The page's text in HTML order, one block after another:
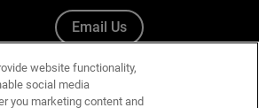
Email Us
website functionality,
social media
you marketing content and